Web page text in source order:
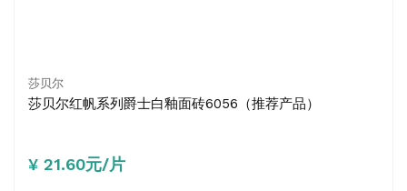
莎贝尔
莎贝尔红帆系列爵士白釉面砖6056（推荐产品）
¥ 21.60元/片